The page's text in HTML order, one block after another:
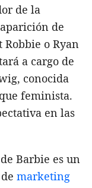
de la
de
o Ryan
a cargo de
conocida
feminista.
en las
Barbie es un
marketing